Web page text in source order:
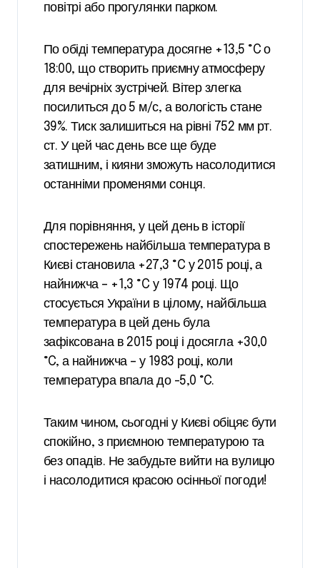
повітрі або прогулянки парком.
По обіді температура досягне +13,5 °C о
18:00, що створить приємну атмосферу
для вечірніх зустрічей. Вітер злегка
посилиться до 5 м/с, а вологість стане
39%. Тиск залишиться на рівні 752 мм рт.
ст. У цей час день все ще буде
затишним, і кияни зможуть насолодитися
останніми променями сонця.
Для порівняння, у цей день в історії
спостережень найбільша температура в
Києві становила +27,3 °C у 2015 році, а
найнижча – +1,3 °C у 1974 році. Що
стосується України в цілому, найбільша
температура в цей день була
зафіксована в 2015 році і досягла +30,0
°C, а найнижча – у 1983 році, коли
температура впала до -5,0 °C.
Таким чином, сьогодні у Києві обіцяє бути
спокійно, з приємною температурою та
без опадів. Не забудьте вийти на вулицю
і насолодитися красою осінньої погоди!